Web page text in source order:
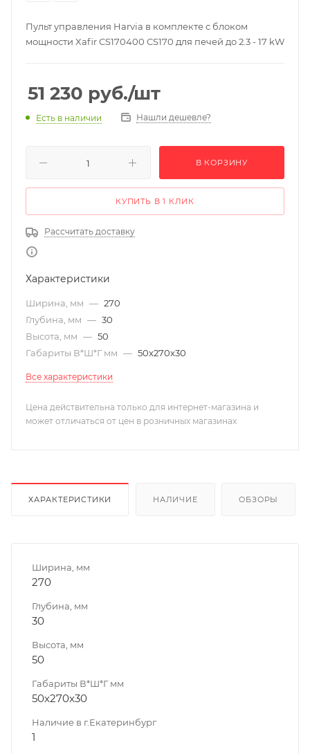
Пульт управления Harvia в комплекте с блоком
мощности Xafir CS170400 CS170 для печей до 2.3 - 17 kW
51 230 руб./шт
Есть в наличии Нашли дешевле?
В КОРЗИНУ
КУПИТЬ В 1 КЛИК
Рассчитать доставку
Характеристики
Ширина, мм — 270
Глубина, мм — 30
Высота, мм — 50
Габариты В*Ш*Г мм — 50x270x30
Все характеристики
Цена действительна только для интернет-магазина и
может отличаться от цен в розничных магазинах
ХАРАКТЕРИСТИКИ НАЛИЧИЕ ОБЗОРЫ
Ширина, мм
270
Глубина, мм
30
Высота, мм
50
Габариты В*Ш*Г мм
50x270x30
Наличие в г.Екатеринбург
1